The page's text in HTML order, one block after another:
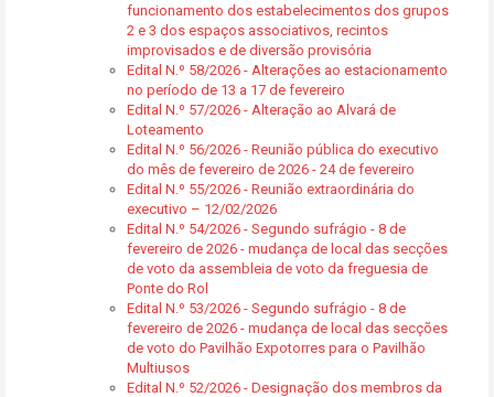
funcionamento dos estabelecimentos dos grupos
2 e 3 dos espaços associativos, recintos
improvisados e de diversão provisória
Edital N.º 58/2026 - Alterações ao estacionamento
no período de 13 a 17 de fevereiro
Edital N.º 57/2026 - Alteração ao Alvará de
Loteamento
Edital N.º 56/2026 - Reunião pública do executivo
do mês de fevereiro de 2026 - 24 de fevereiro
Edital N.º 55/2026 - Reunião extraordinária do
executivo – 12/02/2026
Edital N.º 54/2026 - Segundo sufrágio - 8 de
fevereiro de 2026 - mudança de local das secções
de voto da assembleia de voto da freguesia de
Ponte do Rol
Edital N.º 53/2026 - Segundo sufrágio - 8 de
fevereiro de 2026 - mudança de local das secções
de voto do Pavilhão Expotorres para o Pavilhão
Multiusos
Edital N.º 52/2026 - Designação dos membros da